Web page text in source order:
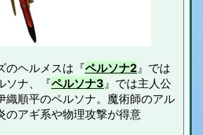
のヘルメスは『ペルソナ2』では
ソナ、『ペルソナ3』では主人公
織順平のペルソナ。魔術師のアル
のアギ系や物理攻撃が得意